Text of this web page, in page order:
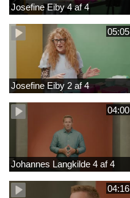
Josefine Eiby 4 af 4
05:05
Josefine Eiby 2 af 4
04:00
Johannes Langkilde 4 af 4
04:16